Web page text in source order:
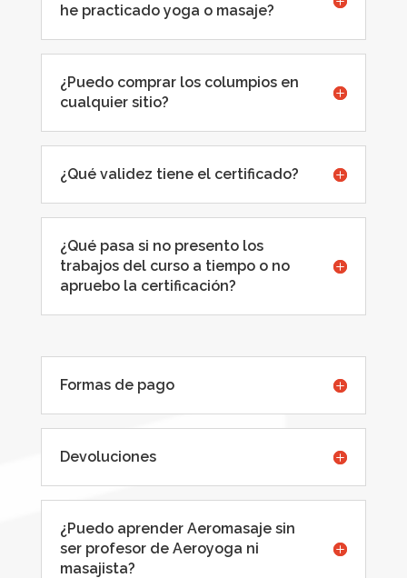
he practicado yoga o masaje?
¿Puedo comprar los columpios en
cualquier sitio?
¿Qué validez tiene el certificado?
¿Qué pasa si no presento los
trabajos del curso a tiempo o no
apruebo la certificación?
Formas de pago
Devoluciones
¿Puedo aprender Aeromasaje sin
ser profesor de Aeroyoga ni
masajista?